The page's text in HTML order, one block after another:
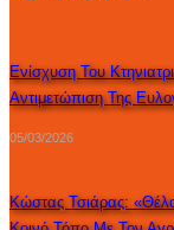
Ενίσχυση Του
Αντιμετώπιση Της
05/03/2026
Κώστας Τσιάρας: